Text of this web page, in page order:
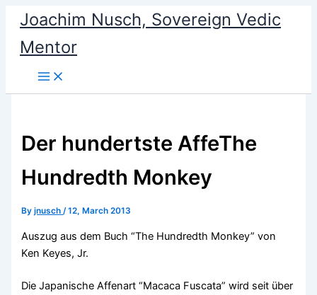
content
Joachim Nusch, Sovereign Vedic
Mentor
Der hundertste AffeThe
Hundredth Monkey
Byjnusch/12, March 2013
Auszug aus dem Buch “The Hundredth Monkey” von
Ken Keyes, Jr.
Die Japanische Affenart “Macaca Fuscata” wird seit über